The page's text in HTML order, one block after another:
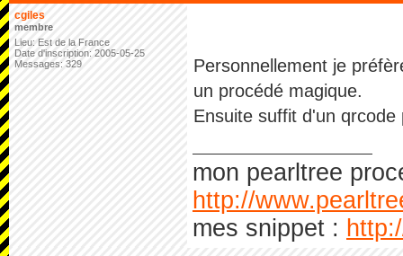
cgiles
membre
Lieu: Est de la France
Date d'inscription: 2005-05-25
Messages: 329
Personnellement je
un procédé magique.
Ensuite suffit d'un
mon pearltree
http://
mes snippet :